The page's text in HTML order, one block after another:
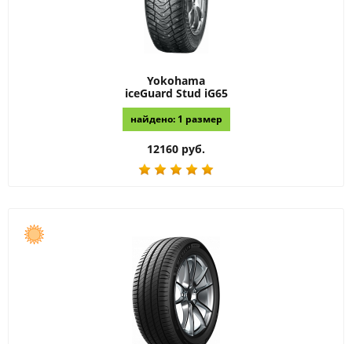
Yokohama
iceGuard Stud iG65
найдено: 1 размер
12160 руб.